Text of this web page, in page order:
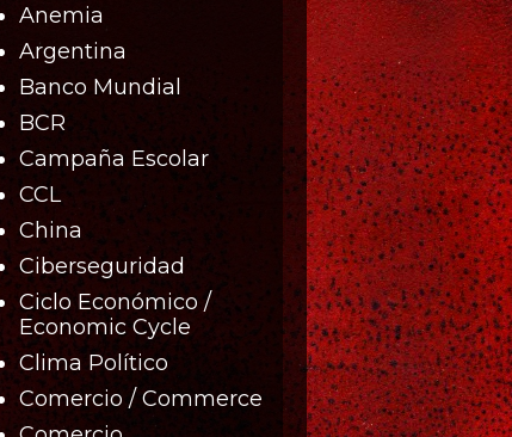
Anemia
Argentina
Banco Mundial
BCR
Campaña Escolar
CCL
China
Ciberseguridad
Ciclo Económico /
Economic Cycle
Clima Político
Comercio / Commerce